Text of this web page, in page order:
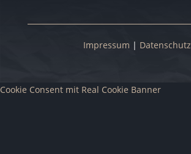
Impressum | Datenschutz
Cookie Consent mit Real Cookie Banner